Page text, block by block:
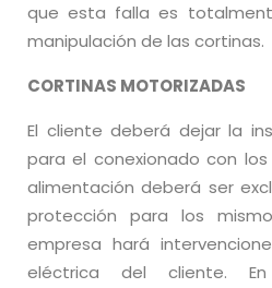
que esta falla es
manipulación de las cortinas.
CORTINAS MOTORIZADAS
El cliente deberá dejar la
para el conexionado con
alimentación deberá ser
protección para los
empresa hará
eléctrica del cliente.